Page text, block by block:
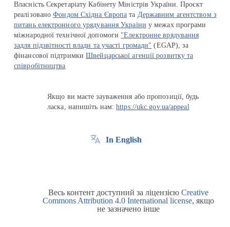
Власність Секретаріату Кабінету Міністрів України. Проєкт
реалізованоФондом Східна Європа та Державним агентством з
питань електронного урядування України у межах програми
міжнародної технічної допомоги "Електронне врядування
задля підзвітності влади та участі громади" (EGAP), за
фінансової підтримкиШвейцарської агенції розвитку та
співробітництва
Якщо ви маєте зауваження або пропозиції, будь
ласка, напишіть нам:https://ukc.gov.ua/appeal
In English
Весь контент доступний за ліцензією Creative
Commons Attribution 4.0 International license, якщо
не зазначено інше